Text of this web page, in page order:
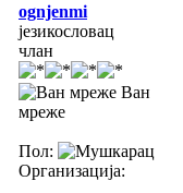
ognjenmi
језикословац
члан
Ван
мреже
Пол:
Организација: